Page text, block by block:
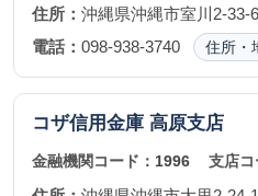
住所： 沖縄県沖縄市室川2-33-
電話： 098-938-3740 住所・
コザ信用金庫 高原支店
金融機関コード： 1996 支店